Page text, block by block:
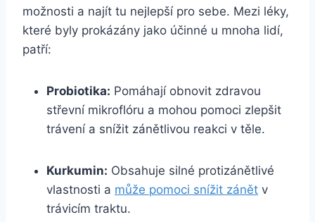
možnosti a najít tu nejlepší pro sebe. Mezi léky,
které byly prokázány jako účinné u mnoha lidí,
patří:
Probiotika: Pomáhají obnovit zdravou
střevní mikroflóru a mohou pomoci zlepšit
trávení a snížit zánětlivou reakci v těle.
Kurkumin: Obsahuje silné protizánětlivé
vlastnosti a může pomoci snížit zánět v
trávicím traktu.